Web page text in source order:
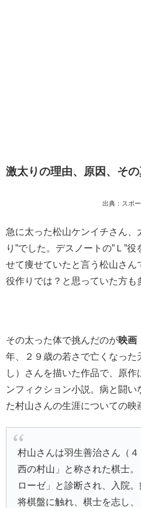
激太りの理由、原因、その
出典：スポ
急に太った松山ケンイチさん、
り”でした。 デスノートの”Ｌ”
せて痩せていたと言う松山さん
役作りでは？と思っていた方も
その太った体で挑んだのが映画
年、
２９歳の若さで亡くなっ
し）さんを描いた作品で、原作
ンフィクション小説。病と闘
た村山さんの生涯についての映
村山さんは羽生善治さん（４
西の村山」と称された棋士
ローゼ」と診断され、入院
将棋盤に触れ、棋士を志し